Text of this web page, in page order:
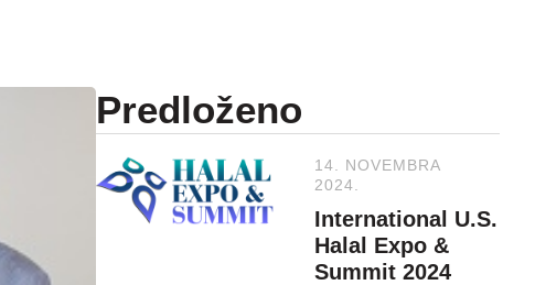
Predloženo
14. NOVEMBRA
2024.
International U.S.
Halal Expo &
Summit 2024